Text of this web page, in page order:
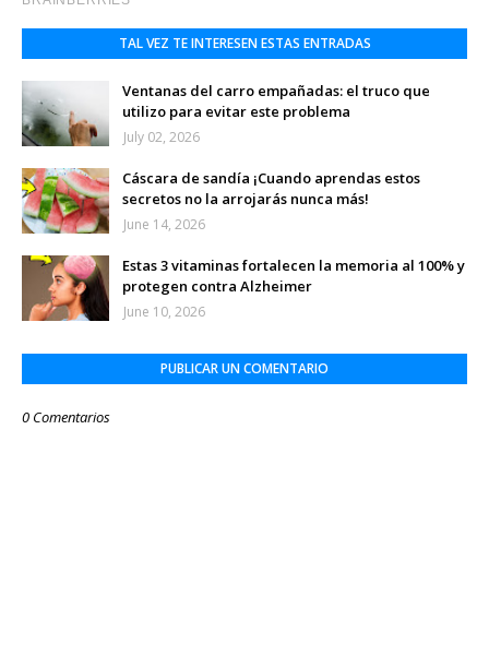
TAL VEZ TE INTERESEN ESTAS ENTRADAS
Ventanas del carro empañadas: el truco que
utilizo para evitar este problema
July 02, 2026
Cáscara de sandía ¡Cuando aprendas estos
secretos no la arrojarás nunca más!
June 14, 2026
Estas 3 vitaminas fortalecen la memoria al 100% y
protegen contra Alzheimer
June 10, 2026
PUBLICAR UN COMENTARIO
0 Comentarios